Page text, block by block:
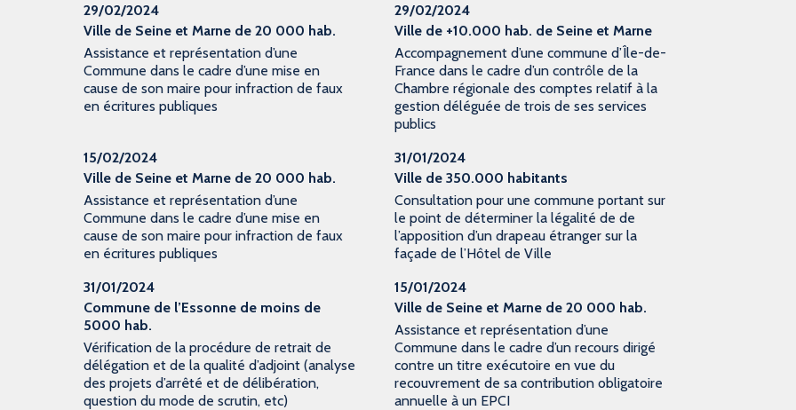
29/02/2024
Ville de Seine et Marne de 20 000 hab.
Assistance et représentation d’une
Commune dans le cadre d’une mise en
cause de son maire pour infraction de faux
en écritures publiques
29/02/2024
Ville de +10.000 hab. de Seine et Marne
Accompagnement d’une commune d’Île-de-
France dans le cadre d’un contrôle de la
Chambre régionale des comptes relatif à la
gestion déléguée de trois de ses services
publics
15/02/2024
Ville de Seine et Marne de 20 000 hab.
Assistance et représentation d’une
Commune dans le cadre d’une mise en
cause de son maire pour infraction de faux
en écritures publiques
31/01/2024
Ville de 350.000 habitants
Consultation pour une commune portant sur
le point de déterminer la légalité de de
l’apposition d’un drapeau étranger sur la
façade de l’Hôtel de Ville
31/01/2024
Commune de l’Essonne de moins de
5000 hab.
Vérification de la procédure de retrait de
délégation et de la qualité d’adjoint (analyse
des projets d’arrêté et de délibération,
question du mode de scrutin, etc)
15/01/2024
Ville de Seine et Marne de 20 000 hab.
Assistance et représentation d’une
Commune dans le cadre d’un recours dirigé
contre un titre exécutoire en vue du
recouvrement de sa contribution obligatoire
annuelle à un EPCI